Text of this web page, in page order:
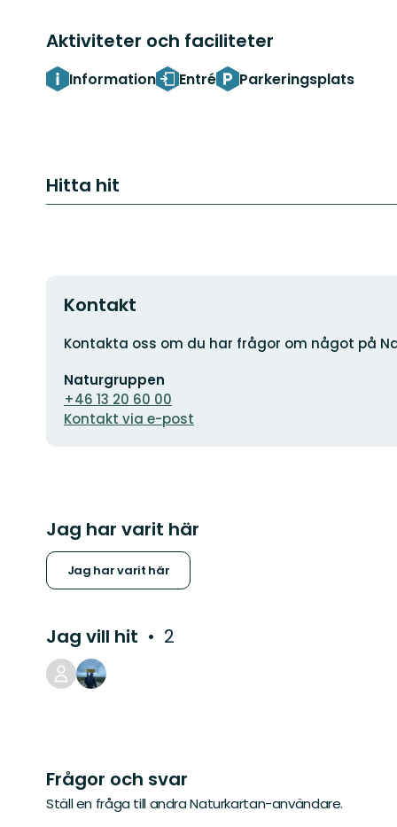
Aktiviteter och faciliteter
Information Entré Parkeringsplats
Hitta hit
Kontakt
Adress
Kontakta oss om du har frågor om något på
postadress
Naturgruppen
+46 13 20 60 00
Kontakt via e-post
Jag har varit här
Jag har varit här
Jag vill hit 2
Frågor och svar
Ställ en fråga till andra Naturkartan-användare.